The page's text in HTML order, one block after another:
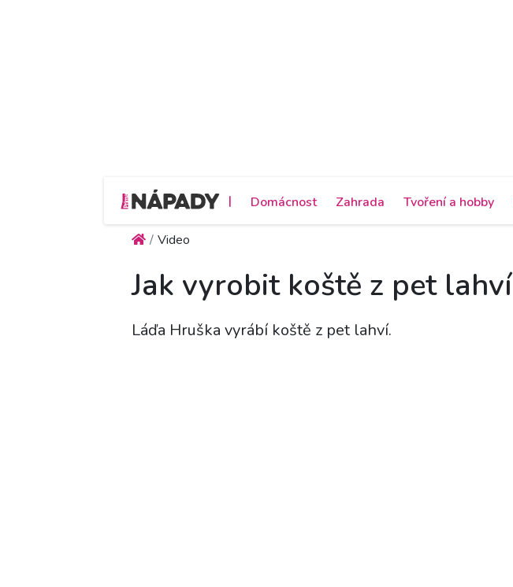
| Domácnost Zahrada Tvoření a hobby
Video
Jak vyrobit koště z pet lahví
Láďa Hruška vyrábí koště z pet lahví.